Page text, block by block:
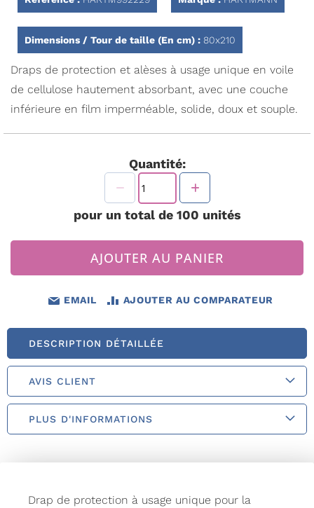
Dimensions / Tour de taille (En cm) : 80x210
Draps de protection et alèses à usage unique en voile
de cellulose hautement absorbant, avec une couche
inférieure en film imperméable, solide, doux et souple.
Quantité:
pour un total de 100 unités
AJOUTER AU PANIER
EMAIL AJOUTER AU COMPARATEUR
DESCRIPTION DÉTAILLÉE
AVIS CLIENT
PLUS D'INFORMATIONS
Drap de protection à usage unique pour la